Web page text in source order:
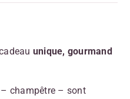
unique, gourmand
champêtre – sont